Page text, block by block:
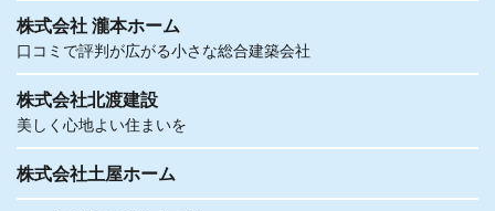
株式会社 瀧本ホーム
口コミで評判が広がる小さな総合建築会社
株式会社北渡建設
美しく心地よい住まいを
株式会社土屋ホーム